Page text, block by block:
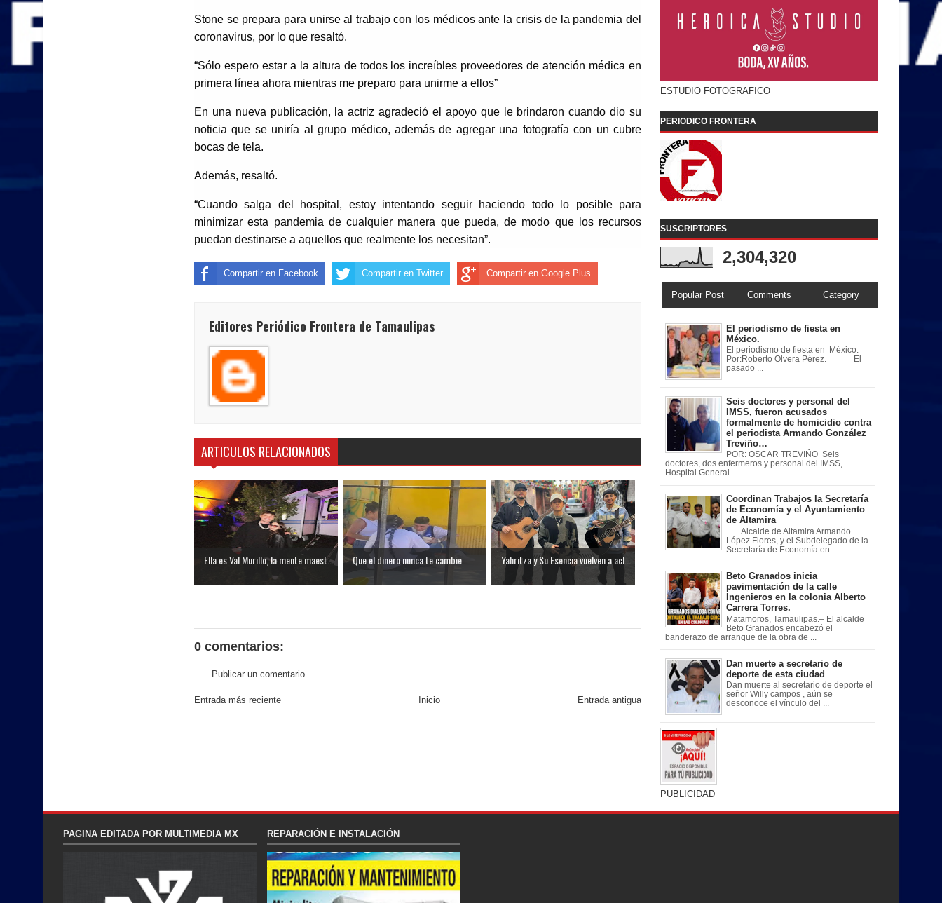
Stone se prepara para unirse al trabajo con los médicos ante la crisis de la pandemia del
coronavirus, por lo que resaltó.
“Sólo espero estar a la altura de todos los increíbles proveedores de atención médica en
primera línea ahora mientras me preparo para unirme a ellos”
En una nueva publicación, la actriz agradeció el apoyo que le brindaron cuando dio su
noticia que se uniría al grupo médico, además de agregar una fotografía con un cubre
bocas de tela.
Además, resaltó.
“Cuando salga del hospital, estoy intentando seguir haciendo todo lo posible para
minimizar esta pandemia de cualquier manera que pueda, de modo que los recursos
puedan destinarse a aquellos que realmente los necesitan”.
Compartir en Facebook Compartir en Twitter Compartir en Google Plus
Editores Periódico Frontera de Tamaulipas
ARTICULOS RELACIONADOS
Ella es Val Murillo, la mente maest... Que el dinero nunca te cambie Yahritza y Su Esencia vuelven a acl...
0 comentarios:
Publicar un comentario
Entrada más reciente Entrada antigua
Inicio
ESTUDIO FOTOGRAFICO
PERIODICO FRONTERA
SUSCRIPTORES
2,304,320
Popular Post Comments Category
El periodismo de fiesta en
México.
El periodismo de fiesta en México.
Por:Roberto Olvera Pérez. El
pasado ...
Seis doctores y personal del
IMSS, fueron acusados
formalmente de homicidio contra
el periodista Armando González
Treviño…
POR: OSCAR TREVIÑO Seis
doctores, dos enfermeros y personal del IMSS,
Hospital General ...
Coordinan Trabajos la Secretaría
de Economía y el Ayuntamiento
de Altamira
Alcalde de Altamira Armando
López Flores, y el Subdelegado de la
Secretaría de Economía en ...
Beto Granados inicia
pavimentación de la calle
Ingenieros en la colonia Alberto
Carrera Torres.
Matamoros, Tamaulipas.– El alcalde
Beto Granados encabezó el
banderazo de arranque de la obra de ...
Dan muerte a secretario de
deporte de esta ciudad
Dan muerte al secretario de deporte el
señor Willy campos , aún se
desconoce el vínculo del ...
PUBLICIDAD
PAGINA EDITADA POR MULTIMEDIA MX REPARACIÓN E INSTALACIÓN